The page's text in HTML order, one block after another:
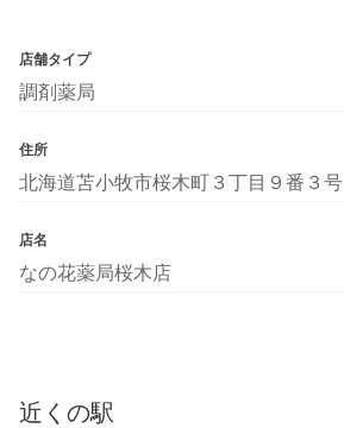
店舗タイプ
調剤薬局
住所
北海道苫小牧市桜木町３丁目９番３号
店名
なの花薬局桜木店
近くの駅